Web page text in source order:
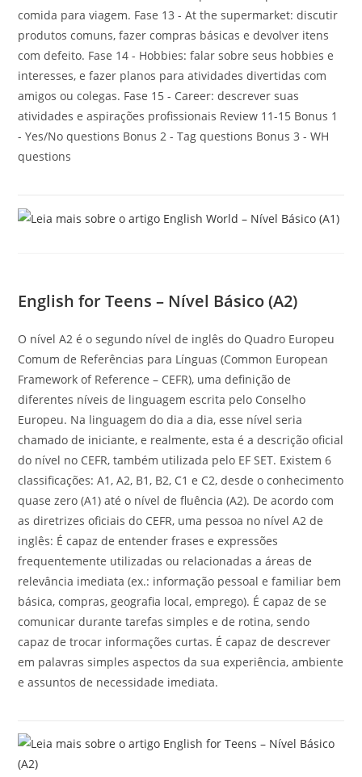
comida para viagem. Fase 13 - At the supermarket: discutir
produtos comuns, fazer compras básicas e devolver itens
com defeito. Fase 14 - Hobbies: falar sobre seus hobbies e
interesses, e fazer planos para atividades divertidas com
amigos ou colegas. Fase 15 - Career: descrever suas
atividades e aspirações profissionais Review 11-15 Bonus 1
- Yes/No questions Bonus 2 - Tag questions Bonus 3 - WH
questions
English for Teens – Nível Básico (A2)
O nível A2 é o segundo nível de inglês do Quadro Europeu
Comum de Referências para Línguas (Common European
Framework of Reference – CEFR), uma definição de
diferentes níveis de linguagem escrita pelo Conselho
Europeu. Na linguagem do dia a dia, esse nível seria
chamado de iniciante, e realmente, esta é a descrição oficial
do nível no CEFR, também utilizada pelo EF SET. Existem 6
classificações: A1, A2, B1, B2, C1 e C2, desde o conhecimento
quase zero (A1) até o nível de fluência (A2). De acordo com
as diretrizes oficiais do CEFR, uma pessoa no nível A2 de
inglês: É capaz de entender frases e expressões
frequentemente utilizadas ou relacionadas a áreas de
relevância imediata (ex.: informação pessoal e familiar bem
básica, compras, geografia local, emprego). É capaz de se
comunicar durante tarefas simples e de rotina, sendo
capaz de trocar informações curtas. É capaz de descrever
em palavras simples aspectos da sua experiência, ambiente
e assuntos de necessidade imediata.